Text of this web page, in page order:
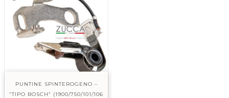
PUNTINE SPINTEROGENO –
“TIPO BOSCH” (1900/750/101/106